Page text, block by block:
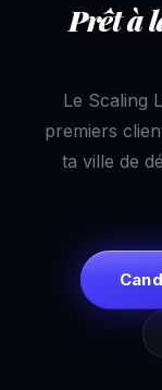
Prêt à
Le Scaling
premiers
ta ville de